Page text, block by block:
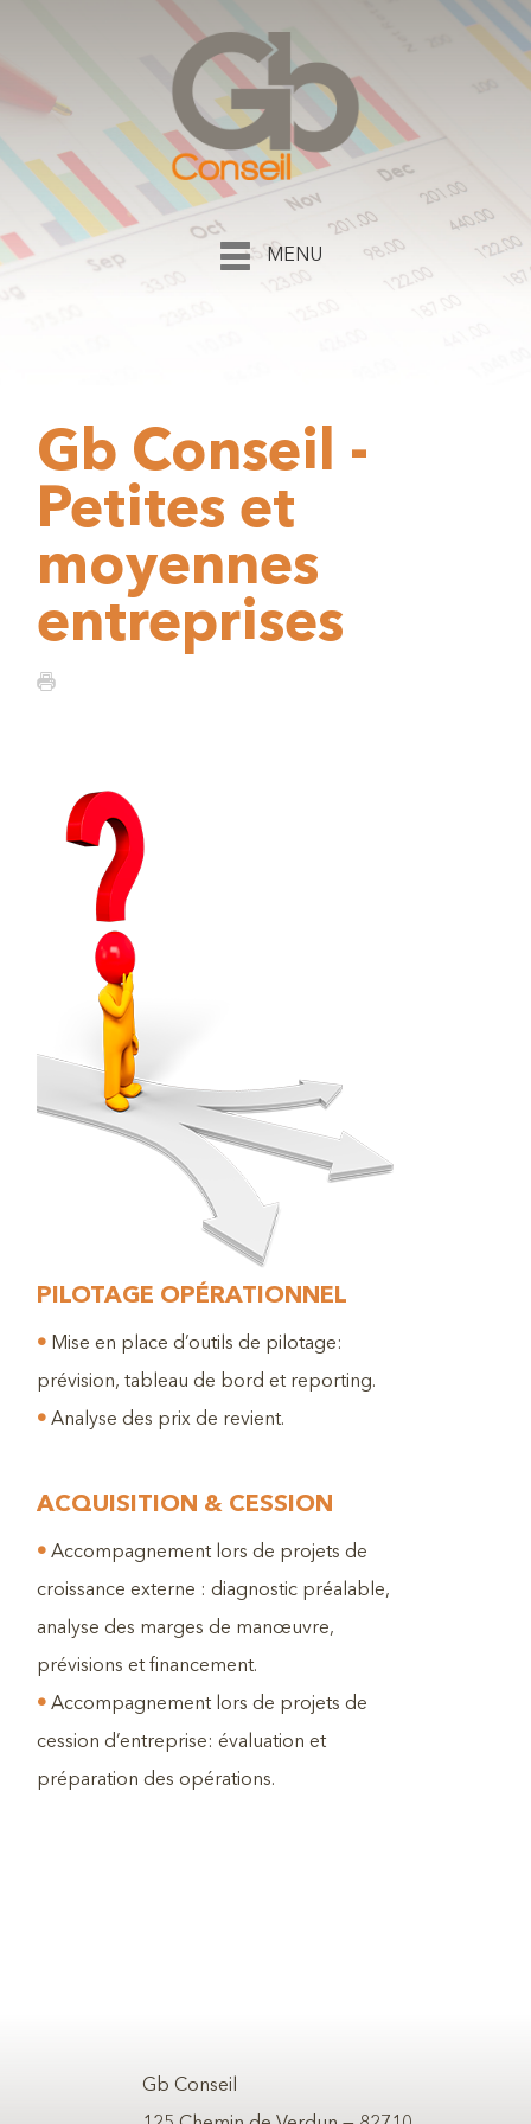
MENU
Gb Conseil -
Petites et
moyennes
entreprises
PILOTAGE OPÉRATIONNEL
• Mise en place d’outils de pilotage:
prévision, tableau de bord et reporting.
• Analyse des prix de revient.
ACQUISITION & CESSION
• Accompagnement lors de projets de
croissance externe : diagnostic préalable,
analyse des marges de manœuvre,
prévisions et financement.
• Accompagnement lors de projets de
cession d’entreprise: évaluation et
préparation des opérations.
Gb Conseil